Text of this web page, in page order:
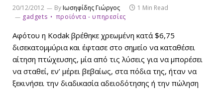
20/12/2012 ByΙωσηφίδης Γιώργος
1 Min Read
gadgets
προϊόντα - υπηρεσίες
Aφότου η Kodak βρέθηκε χρεωμένη κατά $6,75
δισεκατομμύρια και έφτασε στο σημείο να καταθέσει
αίτηση πτώχευσης, μία από τις λύσεις για να μπορέσει
να σταθεί, εν’ μέρει βεβαίως, στα πόδια της, ήταν να
ξεκινήσει την διαδικασία αδειοδότησης ή την πώληση